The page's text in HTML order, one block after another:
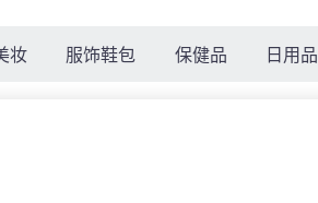
妆 服饰鞋包 保健品 日用品